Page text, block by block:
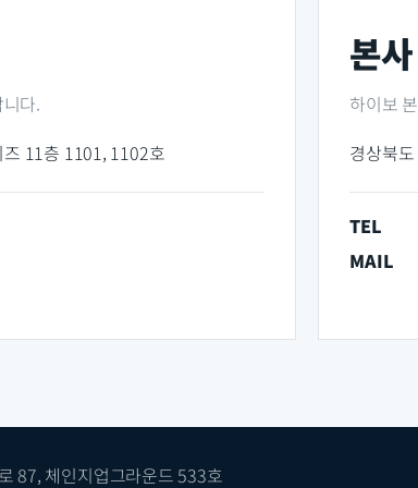
다.
11층 1101, 1102호
본사
하이보
경상북
TEL
MAIL
87, 체인지업그라운드 533호